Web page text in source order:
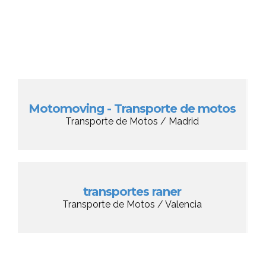
Motomoving - Transporte de motos
Transporte de Motos / Madrid
transportes raner
Transporte de Motos / Valencia